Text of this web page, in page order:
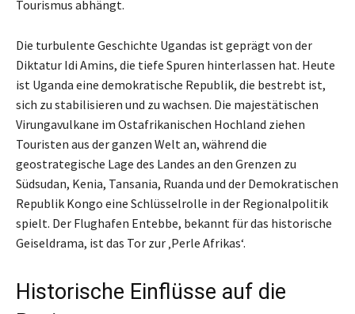
Tourismus abhängt.
Die turbulente Geschichte Ugandas ist geprägt von der
Diktatur Idi Amins, die tiefe Spuren hinterlassen hat. Heute
ist Uganda eine demokratische Republik, die bestrebt ist,
sich zu stabilisieren und zu wachsen. Die majestätischen
Virungavulkane im Ostafrikanischen Hochland ziehen
Touristen aus der ganzen Welt an, während die
geostrategische Lage des Landes an den Grenzen zu
Südsudan, Kenia, Tansania, Ruanda und der Demokratischen
Republik Kongo eine Schlüsselrolle in der Regionalpolitik
spielt. Der Flughafen Entebbe, bekannt für das historische
Geiseldrama, ist das Tor zur ‚Perle Afrikas‘.
Historische Einflüsse auf die